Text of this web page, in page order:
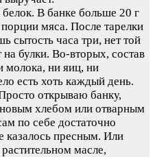
В банке больше 20 г
мяса. После тарелки
сытость часа три, нет той
на булки. Во-вторых, состав
молока, ни яиц, ни
есть хоть каждый день.
открываю банку,
хлебом или отварным
по себе достаточно
пресным. Или
масле,